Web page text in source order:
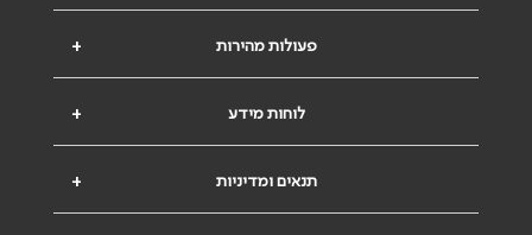
+ פעולות מהירות
+ לוחות מידע
+ תנאים ומדיניות